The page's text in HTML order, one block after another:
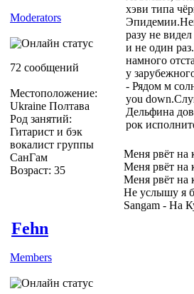
Moderators
72 сообщений
Местоположение:
Ukraine Полтава
Род занятий:
Гитарист и бэк
вокалист группы
СанГам
Возраст: 35
хэви типа
разу не
и не один
намного
у
- Рядом м
you
Дельфина
рок
Меня рвёт на
Меня рвёт на
Меня рвёт на
Не услышу я
Sangam - На
Fehn
Members